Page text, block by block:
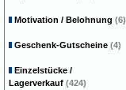
Motivation / Belohnung (6)
Geschenk-Gutscheine (4)
Einzelstücke /
Lagerverkauf (424)